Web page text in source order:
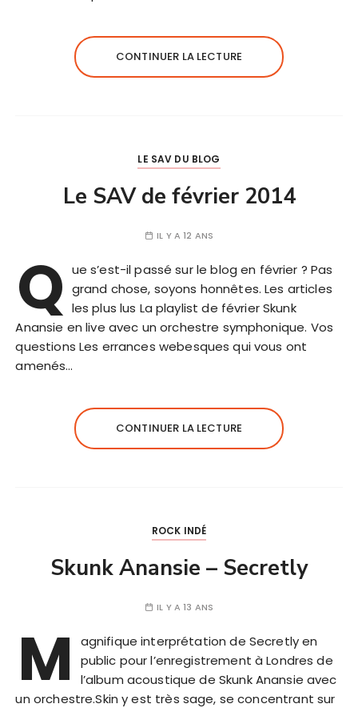
CONTINUER LA LECTURE
LE SAV DU BLOG
Le SAV de février 2014
IL Y A 12 ANS
Q ue s’est-il passé sur le blog en février ? Pas
grand chose, soyons honnêtes. Les articles
les plus lus La playlist de février Skunk
Anansie en live avec un orchestre symphonique. Vos
questions Les errances webesques qui vous ont
amenés…
CONTINUER LA LECTURE
ROCK INDÉ
Skunk Anansie – Secretly
IL Y A 13 ANS
M
agnifique interprétation de Secretly en
public pour l’enregistrement à Londres de
l’album acoustique de Skunk Anansie avec
un orchestre.Skin y est très sage, se concentrant sur